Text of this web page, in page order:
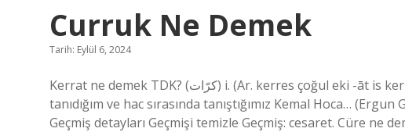
Curruk Ne Demek
Tarih: Eylül 6, 2024
Kerrat ne demek TDK? (ﻛﺮّﺍﺕ) i. (Ar. kerres çoğul eki -āt is kerrāt) Zamanlar, zamanlar, zamanlar: Türkiye’den
tanıdığım ve hac sırasında tanıştığımız Kemal Hoca…
Geçmiş detayları Geçmişi temizle Geçmiş: cesaret. Cüre ne